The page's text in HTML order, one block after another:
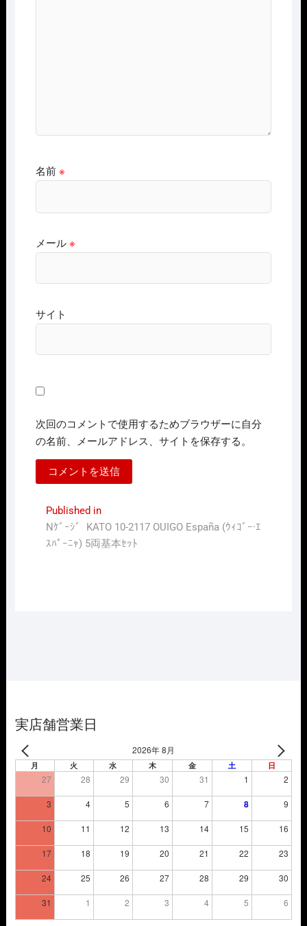
名前 ※
メール ※
サイト
次回のコメントで使用するためブラウザーに自分
の名前、メールアドレス、サイトを保存する。
投
稿
Published in
Nｹﾞｰｼﾞ KATO 10-2117 OUIGO España (ｳｨｺﾞｰ·ｴ
ｽﾊﾟｰﾆｬ) 5両基本ｾｯﾄ
実店舗営業日
2026年 8月
月 火 水 木 金 土 日
27 28 29 30 31 1 2
3 4 5 6 7 8 9
10 11 12 13 14 15 16
17 18 19 20 21 22 23
24 25 26 27 28 29 30
31 1 2 3 4 5 6